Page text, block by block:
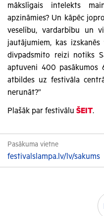
mākslīgais intelekts
apzināmies? Un kāpēc
veselību, vardarbību un
jautājumiem, kas izskanēs
divpadsmito reizi notiks
aptuveni 400 pasākumos
atbildes uz festivāla
nerunāt?”
Plašāk par festivālu ŠEIT.
Pasākuma vietne
festivalslampa.lv/lv/sakums